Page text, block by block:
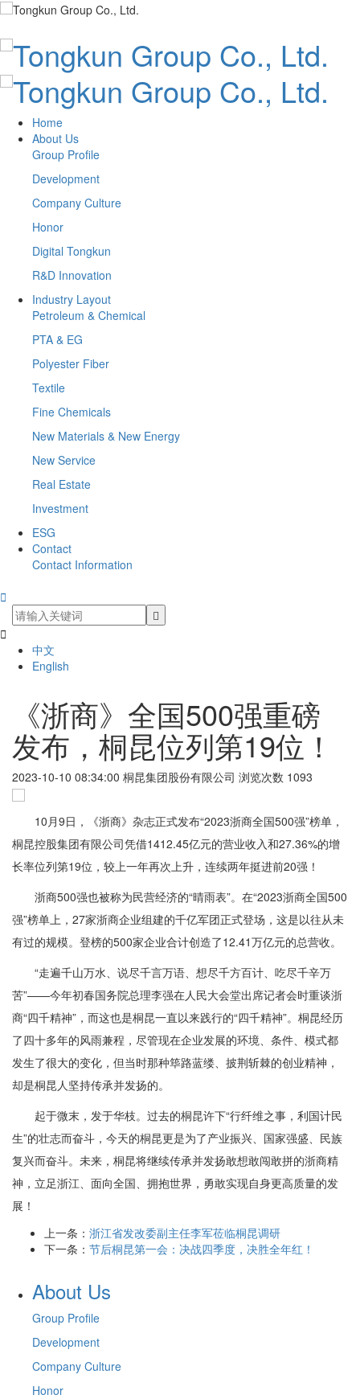
Home
About Us
Group Profile
Development
Company Culture
Honor
Digital Tongkun
R&D Innovation
Industry Layout
Petroleum & Chemical
PTA & EG
Polyester Fiber
Textile
Fine Chemicals
New Materials & New Energy
New Service
Real Estate
Investment
ESG
Contact
Contact Information


中文
English
《浙商》全国500强重磅
发布，桐昆位列第19位！
2023-10-10 08:34:00 桐昆集团股份有限公司 浏览次数 1093
10月9日，《浙商》杂志正式发布“2023浙商全国500强”榜单，
桐昆控股集团有限公司凭借1412.45亿元的营业收入和27.36%的增
长率位列第19位，较上一年再次上升，连续两年挺进前20强！
浙商500强也被称为民营经济的“晴雨表”。在“2023浙商全国500
强”榜单上，27家浙商企业组建的千亿军团正式登场，这是以往从未
有过的规模。登榜的500家企业合计创造了12.41万亿元的总营收。
“走遍千山万水、说尽千言万语、想尽千方百计、吃尽千辛万
苦”——今年初春国务院总理李强在人民大会堂出席记者会时重谈浙
商“四千精神”，而这也是桐昆一直以来践行的“四千精神”。桐昆经历
了四十多年的风雨兼程，尽管现在企业发展的环境、条件、模式都
发生了很大的变化，但当时那种筚路蓝缕、披荆斩棘的创业精神，
却是桐昆人坚持传承并发扬的。
起于微末，发于华枝。过去的桐昆许下“行纤维之事，利国计民
生”的壮志而奋斗，今天的桐昆更是为了产业振兴、国家强盛、民族
复兴而奋斗。未来，桐昆将继续传承并发扬敢想敢闯敢拼的浙商精
神，立足浙江、面向全国、拥抱世界，勇敢实现自身更高质量的发
展！
上一条： 浙江省发改委副主任李军莅临桐昆调研
下一条： 节后桐昆第一会：决战四季度，决胜全年红！
About Us
Group Profile
Development
Company Culture
Honor